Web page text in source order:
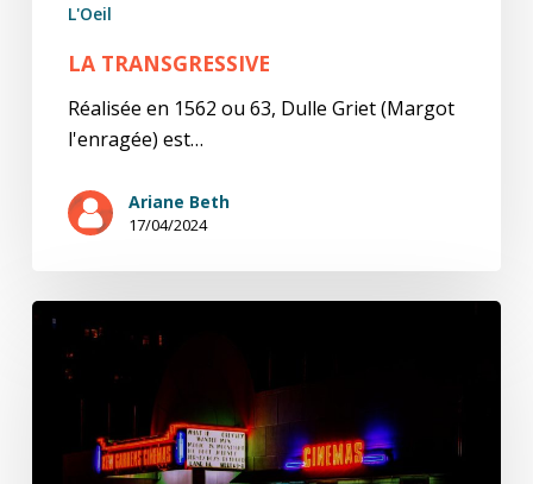
L'Oeil
LA TRANSGRESSIVE
Réalisée en 1562 ou 63, Dulle Griet (Margot
l'enragée) est…
Ariane Beth
17/04/2024
Comment
grâce